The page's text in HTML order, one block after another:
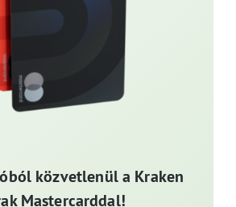
közvetlenül a Kraken
Mastercarddal!